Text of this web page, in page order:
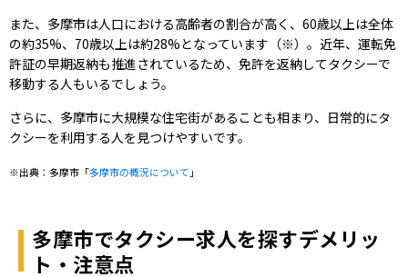
また、多摩市は人口における高齢者の割合が高く、60歳以上は全体
の約35%、70歳以上は約28%となっています（※）。近年、運転免
許証の早期返納も推進されているため、免許を返納してタクシーで
移動する人もいるでしょう。
さらに、多摩市に大規模な住宅街があることも相まり、日常的にタ
クシーを利用する人を見つけやすいです。
※出典：多摩市「多摩市の概況について 」
多摩市でタクシー求人を探すデメリッ
ト・注意点